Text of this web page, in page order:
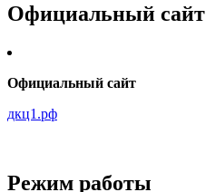
Официальный сайт
Официальный сайт
дкц1.рф
Режим работы